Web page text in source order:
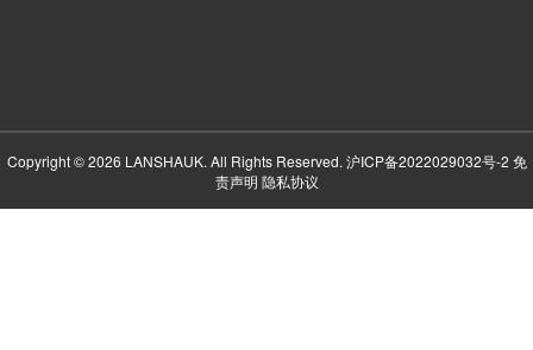
Copyright © 2026 LANSHAUK. All Rights Reserved. 沪ICP备2022029032号-2 免
责声明 隐私协议